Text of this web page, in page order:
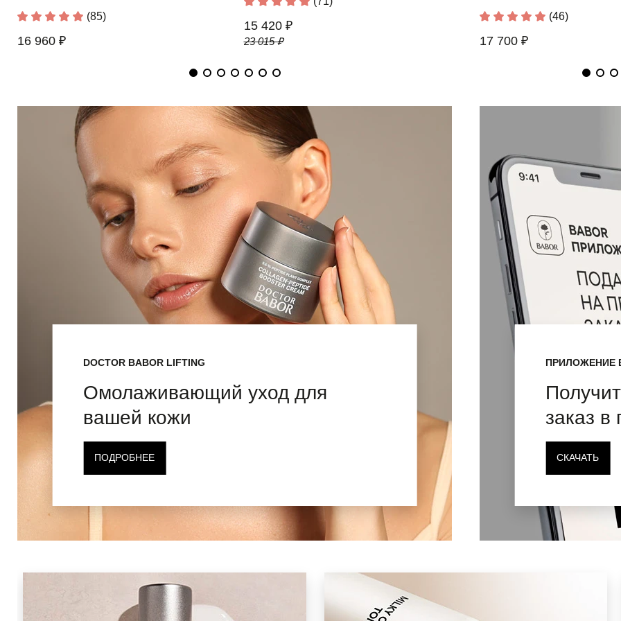
(85)
16 960 ₽
15 420 ₽
23 015 ₽
(12)
6 630 ₽
(46)
17 700 ₽
DOCTOR BABOR LIFTING
Омолаживающий уход для
вашей кожи
ПОДРОБНЕЕ
ПРИЛОЖЕНИЕ
заказ в
СКАЧАТЬ